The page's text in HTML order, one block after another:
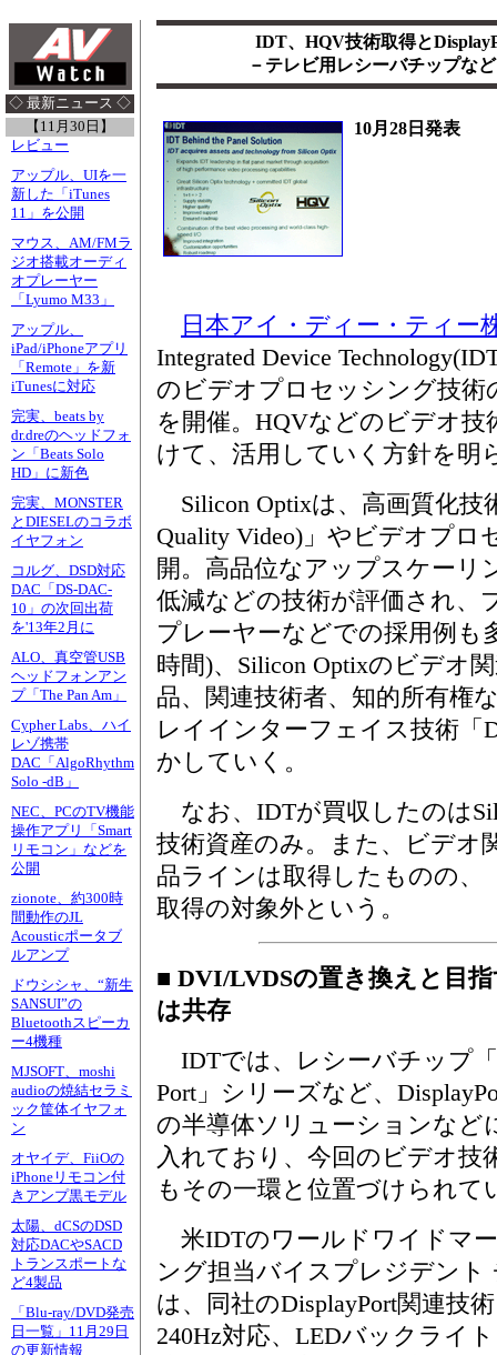
◇ 最新ニュース ◇
【11月30日】
レビュー
アップル、UIを一
新した「iTunes
11」を公開
マウス、AM/FMラ
ジオ搭載オーディ
オプレーヤー
「Lyumo M33」
アップル、
iPad/iPhoneアプリ
「Remote」を新
iTunesに対応
完実、beats by
dr.dreのヘッドフォ
ン「Beats Solo
HD」に新色
完実、MONSTER
とDIESELのコラボ
イヤフォン
コルグ、DSD対応
DAC「DS-DAC-
10」の次回出荷
を'13年2月に
ALO、真空管USB
ヘッドフォンアン
プ「The Pan Am」
Cypher Labs、ハイ
レゾ携帯
DAC「AlgoRhythm
Solo -dB」
NEC、PCのTV機能
操作アプリ「Smart
リモコン」などを
公開
zionote、約300時
間動作のJL
Acousticポータブ
ルアンプ
ドウシシャ、“新生
SANSUI”の
Bluetoothスピーカ
ー4機種
MJSOFT、moshi
audioの焼結セラミ
ック筐体イヤフォ
ン
オヤイデ、FiiOの
iPhoneリモコン付
きアンプ黒モデル
太陽、dCSのDSD
対応DACやSACD
トランスポートな
ど4製品
「Blu-ray/DVD発売
日一覧」11月29日
の更新情報
IDT、HQV技術取得と
－テレビ用レシーバチップな
10月28日発表
日本アイ・ディー・ティー
Integrated Device
のビデオプロセッシング技術
を開催。HQVなどのビデオ技
けて、活用していく方針を明
Silicon Optixは、高画質化技
Quality Video)」やビデオプロ
開。高品位なアップスケーリ
低減などの技術が評価され、
プレーヤーなどでの採用例も
時間)、Silicon Optixのビデオ
品、関連技術者、知的所有権
レイインターフェイス技術「
かしていく。
なお、IDTが買収したのは
技術資産のみ。また、ビデオ
品ラインは取得したものの、
取得の対象外という。
■ DVI/LVDSの置き換えと目
は共存
IDTでは、レシーバチップ「
Port」シリーズなど、
の半導体ソリューションなど
入れており、今回のビデオ技
もその一環と位置づけられて
米IDTのワールドワイドマ
ング担当バイスプレジデント
は、同社のDisplayPort関連技
240Hz対応、LEDバックライ